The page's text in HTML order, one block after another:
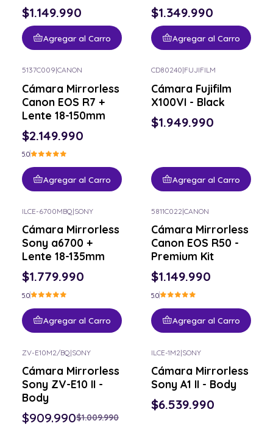
$1.149.990
Agregar al Carro
$1.349.990
Agregar al Carro
5137C009|CANON
Cámara Mirrorless
Canon EOS R7 +
Lente 18-150mm
$2.149.990
5.0
Agregar al Carro
CD80240|FUJIFILM
Cámara Fujifilm
X100VI - Black
$1.949.990
Agregar al Carro
ILCE-6700MBQ|SONY
Cámara Mirrorless
Sony a6700 +
Lente 18-135mm
$1.779.990
5.0
Agregar al Carro
5811C022|CANON
Cámara Mirrorless
Canon EOS R50 -
Premium Kit
$1.149.990
5.0
Agregar al Carro
ZV-E10M2/BQ|SONY
Cámara Mirrorless
Sony ZV-E10 II -
Body
$909.990$1.009.990
ILCE-1M2|SONY
Cámara Mirrorless
Sony A1 II - Body
$6.539.990